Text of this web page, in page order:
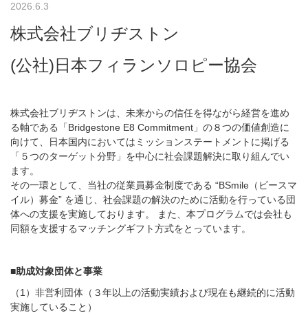
2026.6.3
株式会社ブリヂストン
(公社)日本フィランソロピー協会
株式会社ブリヂストンは、未来からの信任を得ながら経営を進め
る軸である「Bridgestone E8 Commitment」の８つの価値創造に
向けて、日本国内においてはミッションステートメントに掲げる
「５つのターゲット分野」を中心に社会課題解決に取り組んでい
ます。
その一環として、当社の従業員募金制度である “BSmile（ビースマ
イル）募金” を通じ、社会課題の解決のために活動を行っている団
体への支援を実施しております。 また、本プログラムでは会社も
同額を支援するマッチングギフト方式をとっています。
■助成対象団体と事業
（1）非営利団体（３年以上の活動実績および現在も継続的に活動
実施していること）